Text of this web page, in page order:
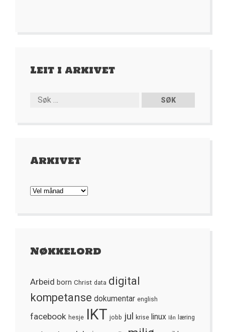
Leit i arkivet
Arkivet
Arkivet
Nøkkelord
Arbeid born Christ data digital
kompetanse dokumentar english
facebook hesje IKT jobb jul krise linux lån læring